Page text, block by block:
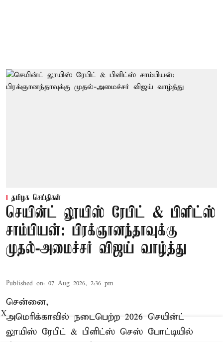
தமிழக செய்திகள்
செயின்ட் லூயிஸ் ரேபிட் & பிளிட்ஸ்
சாம்பியன்: பிரக்ஞானந்தாவுக்கு
முதல்-அமைச்சர் விஜய் வாழ்த்து
Published on: 07 Aug 2026, 2:36 pm
சென்னை,
அமெரிக்காவில் நடைபெற்ற 2026 செயின்ட்
லூயிஸ் ரேபிட் & பிளிட்ஸ் செஸ் போட்டியில்
X